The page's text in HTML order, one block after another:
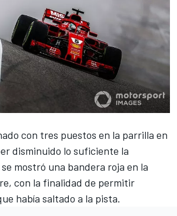
con tres puestos en la parrilla en
disminuido lo suficiente la
mostró una bandera roja en la
con la finalidad de permitir
había saltado a la pista.